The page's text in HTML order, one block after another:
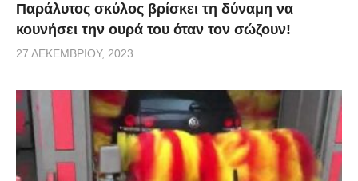
Παράλυτος σκύλος βρίσκει τη δύναμη να
κουνήσει την ουρά του όταν τον σώζουν!
27 ΔΕΚΕΜΒΡΊΟΥ, 2023